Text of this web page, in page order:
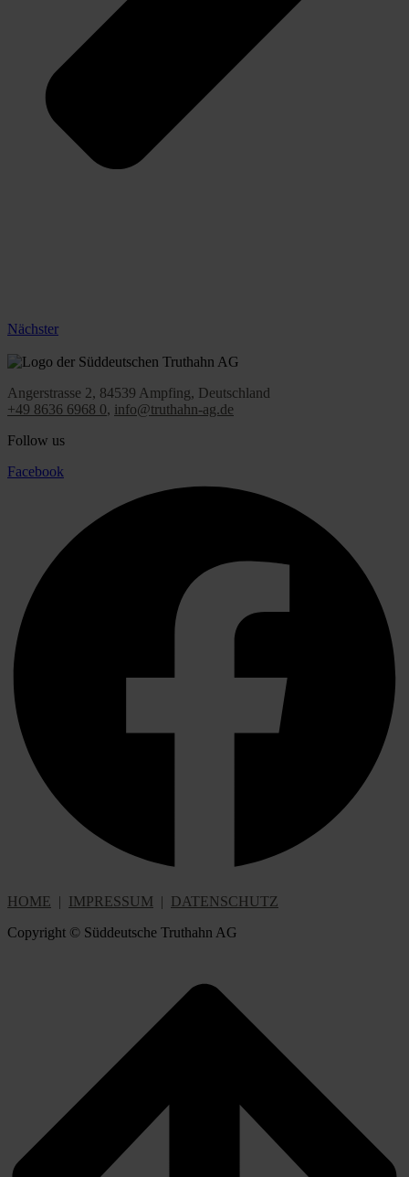
Nächster
Angerstrasse 2, 84539 Ampfing, Deutschland
+49 8636 6968 0, info@truthahn-ag.de
Follow us
Facebook
HOME | IMPRESSUM | DATENSCHUTZ
Copyright © Süddeutsche Truthahn AG